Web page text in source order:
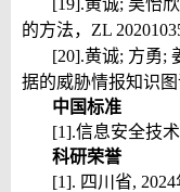
[19].黄诚; 吴怡
的方法，ZL
[20].黄诚; 方勇;
据的威胁情报知识图
中国标准
[1].信息安全技
科研荣誉
[1]. 四川省,